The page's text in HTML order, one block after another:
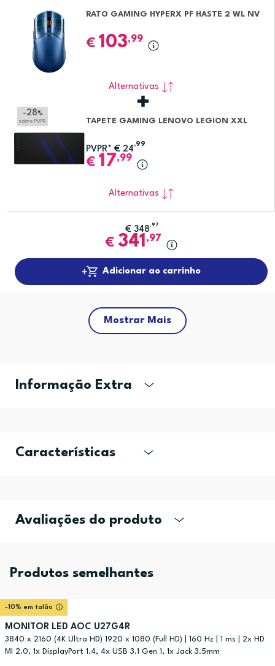
RATO GAMING HYPERX PF HASTE 2 WL NV
€ 103,99
Alternativas
-28 %
sobre PVPR TAPETE GAMING LENOVO LEGION XXL
PVPR* € 24
,99
€ 17,99
Alternativas
€ 348,97
€ 341,97
Adicionar ao carrinho
Mostrar Mais
Informação Extra
Características
Avaliações do produto
Produtos semelhantes
-10% em talão
MONITOR LED AOC U27G4R
3840 x 2160 (4K Ultra HD) 1920 x 1080 (Full HD) | 160 Hz | 1 ms | 2x HD
MI 2.0, 1x DisplayPort 1.4, 4x USB 3.1 Gen 1, 1x Jack 3.5mm